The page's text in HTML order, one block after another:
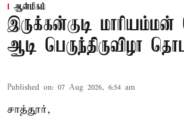
ஆன்மிகம்
இருக்கன்குடி மாரியம்மன்
ஆடி பெருந்திருவிழா
Published on: 07 Aug 2026, 6:54 am
சாத்தூர்,